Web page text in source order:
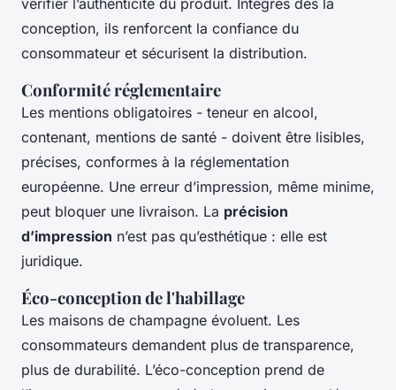
vérifier l’authenticité du produit. Intégrés dès la
conception, ils renforcent la confiance du
consommateur et sécurisent la distribution.
Conformité réglementaire
Les mentions obligatoires - teneur en alcool,
contenant, mentions de santé - doivent être lisibles,
précises, conformes à la réglementation
européenne. Une erreur d’impression, même minime,
peut bloquer une livraison. La précision
d’impression n’est pas qu’esthétique : elle est
juridique.
Éco-conception de l'habillage
Les maisons de champagne évoluent. Les
consommateurs demandent plus de transparence,
plus de durabilité. L’éco-conception prend de